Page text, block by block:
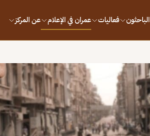
الباحثون فعاليات عمران في الإعلام عن المركز